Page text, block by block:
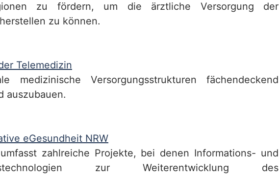
zu fördern, um die ärztliche Versorgung der
zu können.
Telemedizin
medizinische Versorgungsstrukturen fächendeckend
auszubauen.
eGesundheit NRW
zahlreiche Projekte, bei denen Informations- und
zur Weiterentwicklung des